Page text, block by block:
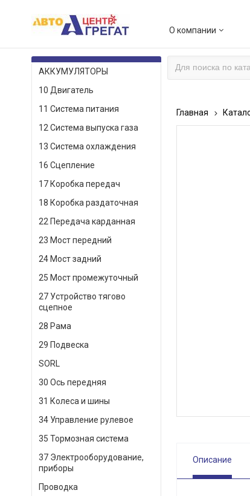
О компании
КАТАЛОГ ТОВАРОВ
АККУМУЛЯТОРЫ
10 Двигатель
11 Система питания
12 Система выпуска газа
13 Система охлаждения
16 Сцепление
17 Коробка передач
18 Коробка раздаточная
22 Передача карданная
23 Мост передний
24 Мост задний
25 Мост промежуточный
27 Устройство тягово
сцепное
28 Рама
29 Подвеска
SORL
30 Ось передняя
31 Колеса и шины
34 Управление рулевое
35 Тормозная система
37 Электрооборудование,
приборы
Проводка
Главная
Описание